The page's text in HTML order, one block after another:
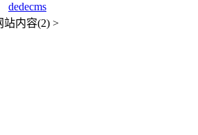
dedecms
站内容(2) >